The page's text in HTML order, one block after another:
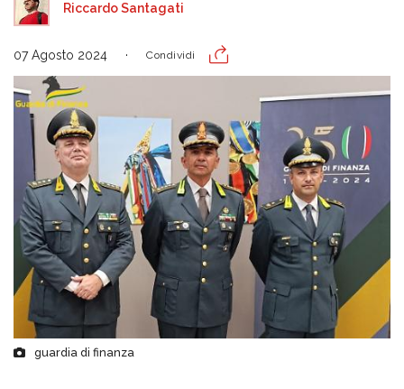
Riccardo Santagati
07 Agosto 2024 Condividi
guardia di finanza